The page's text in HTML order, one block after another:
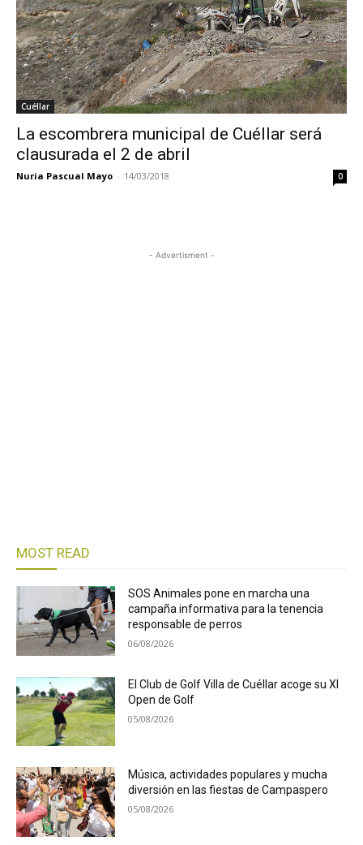
Cuéllar
La escombrera municipal de Cuéllar será
clausurada el 2 de abril
Nuria Pascual Mayo - 14/03/2018 0
- Advertisment -
MOST READ
SOS Animales pone en marcha una
campaña informativa para la tenencia
responsable de perros
06/08/2026
El Club de Golf Villa de Cuéllar acoge su XI
Open de Golf
05/08/2026
Música, actividades populares y mucha
diversión en las fiestas de Campaspero
05/08/2026